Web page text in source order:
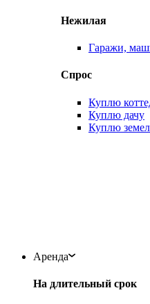
Нежилая
Гаражи,
Спрос
Куплю
Куплю дачу
Куплю
Аренда
На длительный срок